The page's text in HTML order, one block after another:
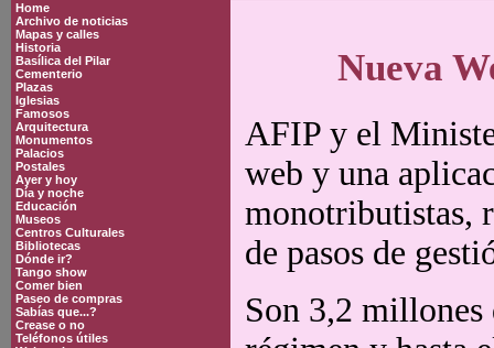
Home
Archivo de noticias
Mapas y calles
Historia
Basílica del Pilar
Cementerio
Plazas
Iglesias
Famosos
Arquitectura
Monumentos
Palacios
Postales
Ayer y hoy
Día y noche
Educación
Museos
Centros Culturales
Bibliotecas
Dónde ir?
Tango show
Comer bien
Paseo de compras
Sabías que...?
Crease o no
Teléfonos útiles
Nueva
AFIP y el
web y una
monotributistas,
de pasos de
Son 3,2 millones